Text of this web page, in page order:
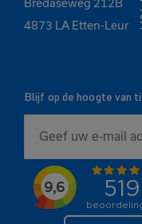
Bredaseweg 212B
4873 LA Etten-Leur
Blijf op de hoogte van